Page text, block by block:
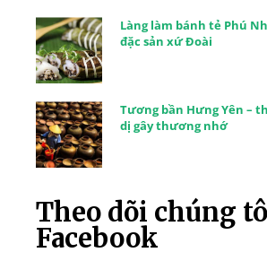
Làng làm bánh tẻ Phú
đặc sản xứ Đoài
Tương bần Hưng Yên –
dị gây thương nhớ
Theo dõi chúng
Facebook